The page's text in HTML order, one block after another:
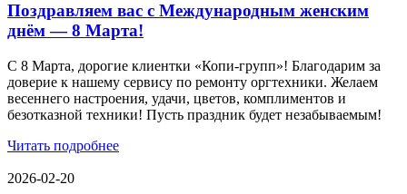
Поздравляем вас с Международным женским
днём — 8 Марта!
С 8 Марта, дорогие клиентки «Копи‑групп»! Благодарим за
доверие к нашему сервису по ремонту оргтехники. Желаем
весеннего настроения, удачи, цветов, комплиментов и
безотказной техники! Пусть праздник будет незабываемым!
Читать подробнее
2026-02-20